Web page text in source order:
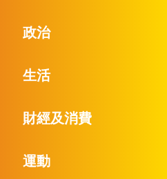
政治
生活
財經及消費
運動